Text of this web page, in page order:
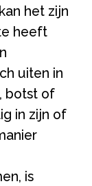
het zijn
heeft
uiten in
botst of
in zijn of
is